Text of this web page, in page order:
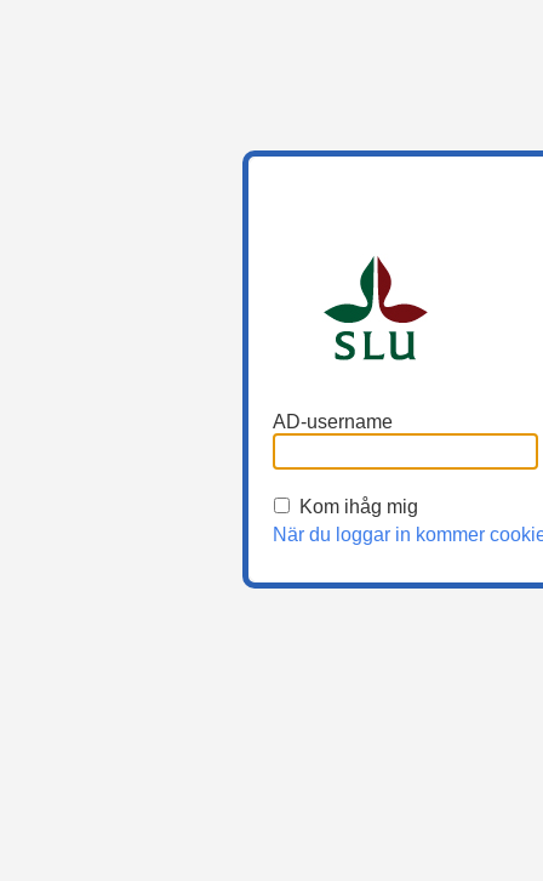
AD-username
Kom ihåg mig
När du loggar in kommer